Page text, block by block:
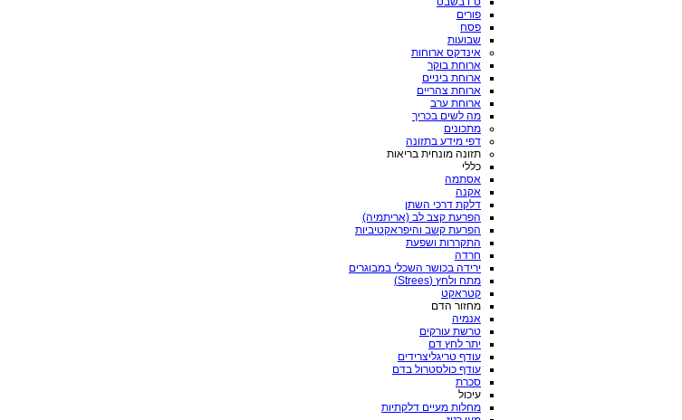
פורים
פסח
שבועות
אינדקס ארוחות
ארוחת בוקר
ארוחת ביניים
ארוחת צהריים
ארוחת ערב
מה לשים בכריך
מתכונים
דפי מידע בתזונה
תזונה מונחית בריאות
כללי
אסתמה
אקנה
דלקת דרכי השתן
הפרעת קצב לב (אריתמיה)
הפרעת קשב והיפראקטיביות
התקררות ושפעת
חרדה
ירידה בכושר השכלי במבוגרים
מתח ולחץ (Strees)
קטראקט
מחזור הדם
אנמיה
טרשת עורקים
יתר לחץ דם
עודף טריגליצרידים
עודף כולסטרול בדם
סכרת
עיכול
מחלות מעיים דלקתיות